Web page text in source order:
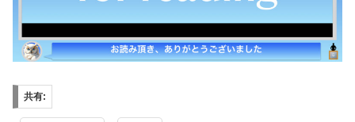
共有: